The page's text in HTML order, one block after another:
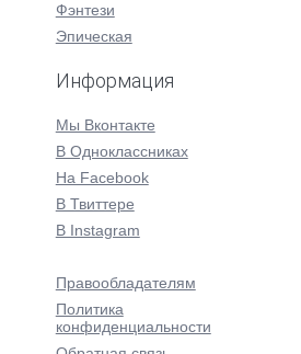
Фэнтези
Эпическая
Информация
Мы Вконтакте
В Одноклассниках
На Facebook
В Твиттере
В Instagram
Правообладателям
Политика
конфиденциальности